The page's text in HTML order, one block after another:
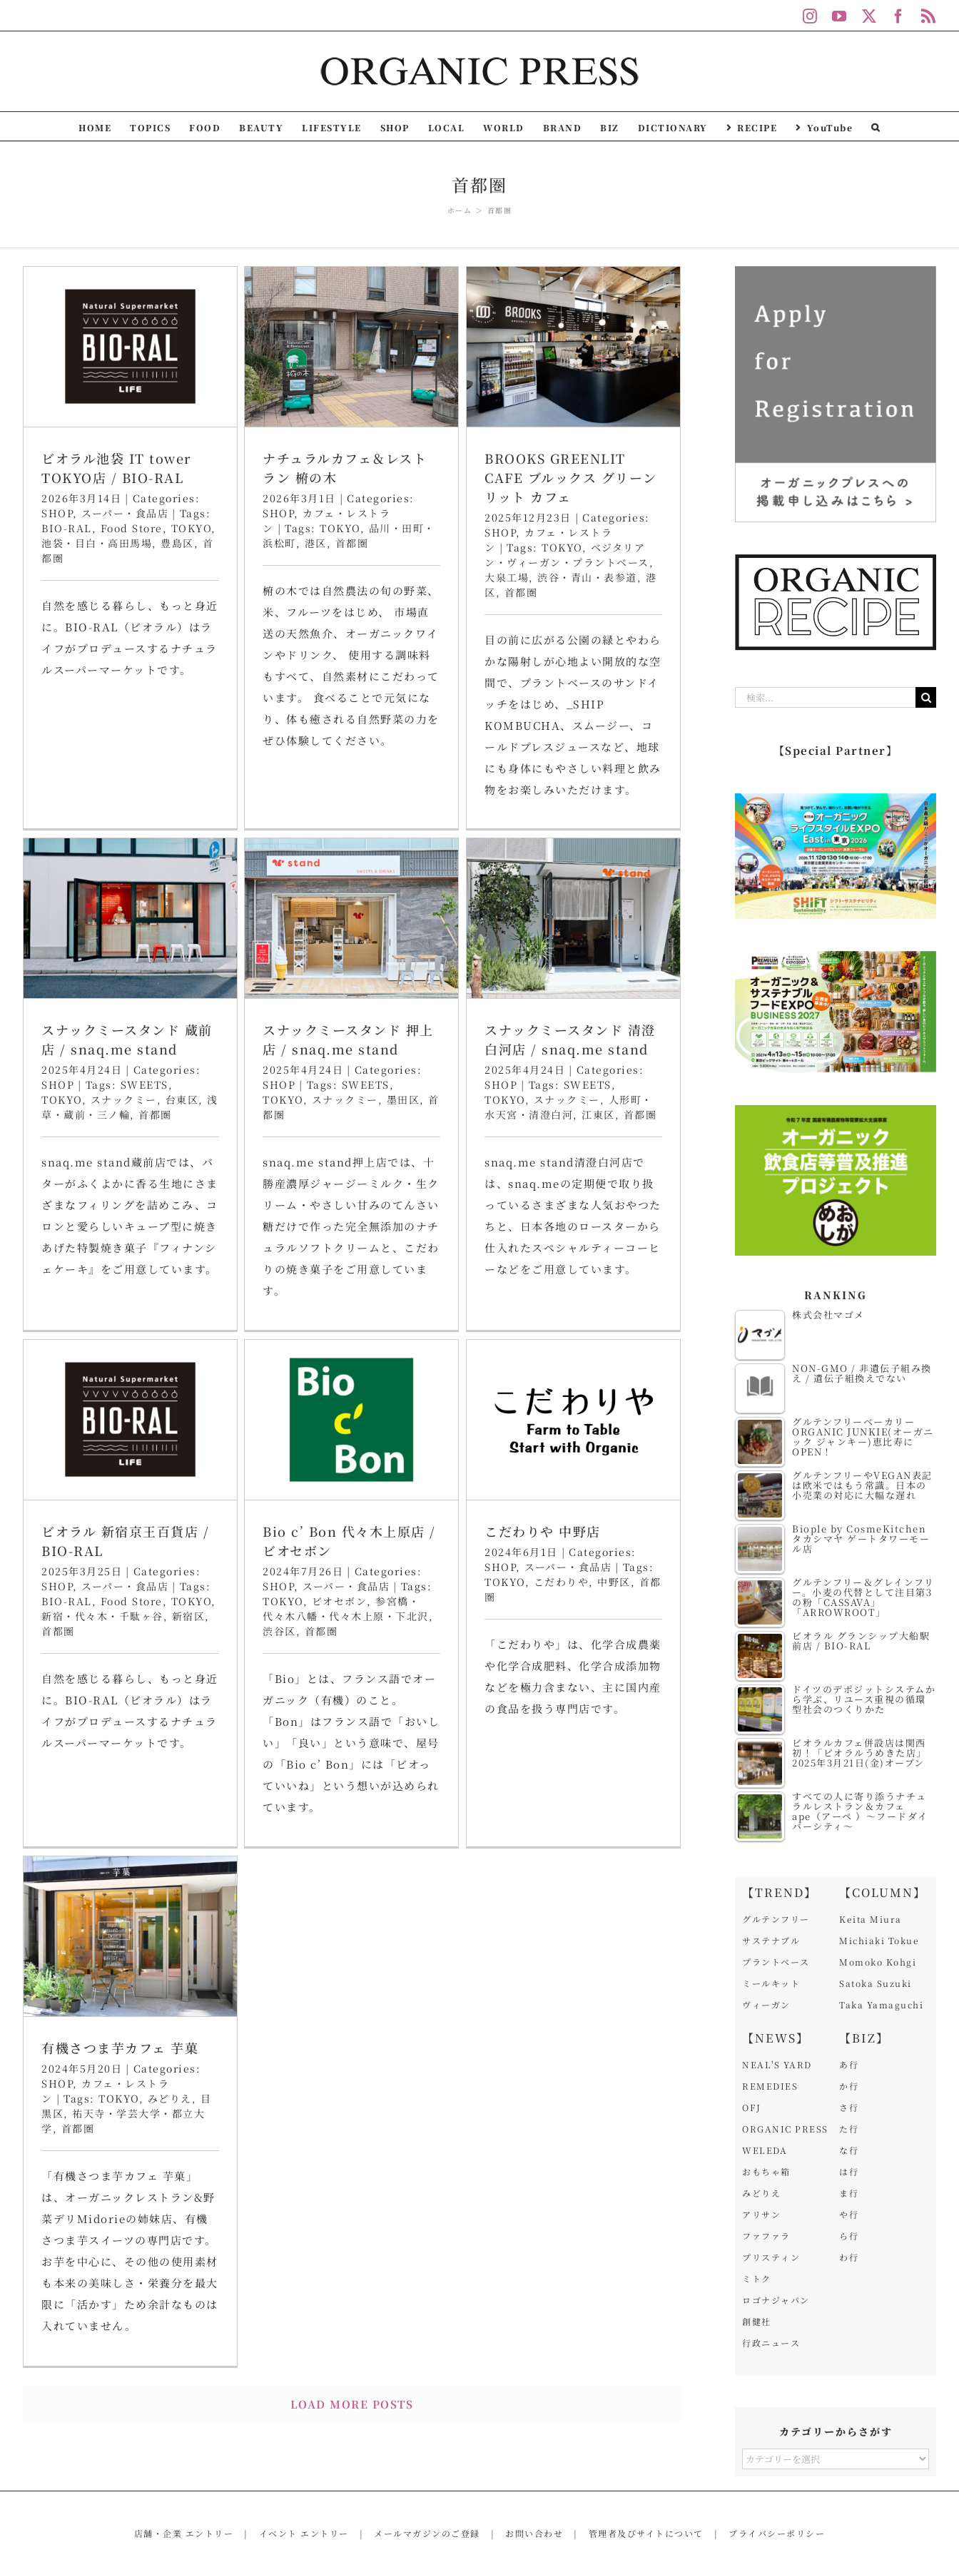
to
InstagramYouTube
HOME TOPICS FOOD BEAUTY LIFESTYLE SHOP LOCAL WORLD BRAND BIZ DICTIONARY RECIPE YouTube
首都圏
ホーム 首都圏
ビオラル池袋 IT tower
TOKYO店 / BIO-RAL
2026年3月14日 | Categories:
SHOP, スーパー・食品店 | Tags:
BIO-RAL , Food Store , TOKYO,
池袋・目白・高田馬場, 豊島区 , 首
都圏
自然を感じる暮らし、もっと身近
に。BIO-RAL（ビオラル）はラ
イフがプロデュースするナチュラ
ルスーパーマーケットです。
ナチュラルカフェ＆レスト
ラン 椨の木
2026年3月1日 | Categories:
SHOP, カフェ・レストラ
ン | Tags: TOKYO , 品川・田町・
浜松町 , 港区 , 首都圏
椨の木では自然農法の旬の野菜、
米、フルーツをはじめ、 市場直
送の天然魚介、オーガニックワイ
ンやドリンク、 使用する調味料
もすべて、自然素材にこだわって
います。 食べることで元気にな
り、体も癒される自然野菜の力を
ぜひ体験してください。
BROOKS GREENLIT
CAFE ブルックス グリーン
リット カフェ
2025年12月23日 | Categories:
SHOP, カフェ・レストラ
ン | Tags: TOKYO , ベジタリア
ン・ヴィーガン・プラントベース ,
大泉工場, 渋谷・青山・表参道 , 港
区 , 首都圏
目の前に広がる公園の緑とやわら
かな陽射しが心地よい開放的な空
間で、プラントベースのサンドイ
ッチをはじめ、_SHIP
KOMBUCHA、スムージー、コ
ールドプレスジュースなど、地球
にも身体にもやさしい料理と飲み
物をお楽しみいただけます。
スナックミースタンド 蔵前
店 / snaq.me stand
2025年4月24日 | Categories:
SHOP | Tags: SWEETS ,
TOKYO , スナックミー , 台東区 , 浅
草・蔵前・三ノ輪, 首都圏
snaq.me stand蔵前店では、バ
ターがふくよかに香る生地にさま
ざまなフィリングを詰めこみ、コ
ロンと愛らしいキューブ型に焼き
あげた特製焼き菓子『フィナンシ
ェケーキ』をご用意しています。
スナックミースタンド 押上
店 / snaq.me stand
2025年4月24日 | Categories:
SHOP | Tags: SWEETS ,
TOKYO , スナックミー , 墨田区 , 首
都圏
snaq.me stand押上店では、十
勝産濃厚ジャージーミルク・生ク
リーム・やさしい甘みのてんさい
糖だけで作った完全無添加のナチ
ュラルソフトクリームと、こだわ
りの焼き菓子をご用意していま
す。
スナックミースタンド 清澄
白河店 / snaq.me stand
2025年4月24日 | Categories:
SHOP | Tags: SWEETS ,
TOKYO , スナックミー , 人形町・
水天宮・清澄白河, 江東区 , 首都圏
snaq.me stand清澄白河店で
は、snaq.meの定期便で取り扱
っているさまざまな人気おやつた
ちと、日本各地のロースターから
仕入れたスペシャルティーコーヒ
ーなどをご用意しています。
ビオラル 新宿京王百貨店 /
BIO-RAL
2025年3月25日 | Categories:
SHOP, スーパー・食品店 | Tags:
BIO-RAL , Food Store , TOKYO,
新宿・代々木・千駄ヶ谷 , 新宿区 ,
首都圏
自然を感じる暮らし、もっと身近
に。BIO-RAL（ビオラル）はラ
イフがプロデュースするナチュラ
ルスーパーマーケットです。
Bio c’ Bon 代々木上原店 /
ビオセボン
2024年7月26日 | Categories:
SHOP, スーパー・食品店 | Tags:
TOKYO , ビオセボン , 参宮橋・
代々木八幡・代々木上原・下北沢 ,
渋谷区 , 首都圏
「Bio」とは、フランス語でオー
ガニック（有機）のこと。
「Bon」はフランス語で「おいし
い」「良い」という意味で、屋号
の「Bio c’ Bon」には「ビオっ
ていいね」という想いが込められ
ています。
こだわりや 中野店
2024年6月1日 | Categories:
SHOP, スーパー・食品店 | Tags:
TOKYO , こだわりや , 中野区 , 首都
圏
「こだわりや」は、化学合成農薬
や化学合成肥料、化学合成添加物
などを極力含まない、主に国内産
の食品を扱う専門店です。
有機さつま芋カフェ 芋菓
2024年5月20日 | Categories:
SHOP, カフェ・レストラ
ン | Tags: TOKYO , みどりえ , 目
黒区 , 祐天寺・学芸大学・都立大
学 , 首都圏
「有機さつま芋カフェ 芋菓」
は、オーガニックレストラン&野
菜デリMidorieの姉妹店、有機
さつま芋スイーツの専門店です。
お芋を中心に、その他の使用素材
も本来の美味しさ・栄養分を最大
限に「活かす」ため余計なものは
入れていません。
LOAD MORE POSTS
【Special Partner】
RANKING
株式会社マゴメ
NON-GMO / 非遺伝子組み換
え / 遺伝子組換えでない
グルテンフリーベーカリー
ORGANIC JUNKIE(オーガニ
ック ジャンキー)恵比寿に
OPEN！
グルテンフリーやVEGAN表記
は欧米ではもう常識。日本の
小売業の対応に大幅な遅れ
Biople by CosmeKitchen
タカシマヤ ゲートタワーモー
ル店
グルテンフリー＆グレインフリ
ー。小麦の代替として注目第3
の粉「CASSAVA」
「ARROWROOT」
ビオラル グランシップ大船駅
前店 / BIO-RAL
ドイツのデポジットシステムか
ら学ぶ、リユース重視の循環
型社会のつくりかた
ビオラルカフェ併設店は関西
初！「ビオラルうめきた店」
2025年3月21日(金)オープン
すべての人に寄り添うナチュ
ラルレストラン＆カフェ
ape（アーペ ）～フードダイ
バーシティ～
【TREND】
グルテンフリー
サステナブル
プラントベース
ミールキット
ヴィーガン
【NEWS】
NEAL'S YARD
REMEDIES
OFJ
ORGANIC PRESS
WELEDA
おもちゃ箱
みどりえ
アリサン
ファファラ
プリスティン
ミトク
ロゴナジャパン
創健社
行政ニュース
【COLUMN】
Keita Miura
Michiaki Tokue
Momoko Kohgi
Satoka Suzuki
Taka Yamaguchi
【BIZ】
あ行
か行
さ行
た行
な行
は行
ま行
や行
ら行
わ行
カテゴリーからさがす
カ
ー
店舗・企業 エントリー イベント エントリー メールマガジンのご登録 お問い合わせ 管理者及びサイトについて プライバシーポリシー